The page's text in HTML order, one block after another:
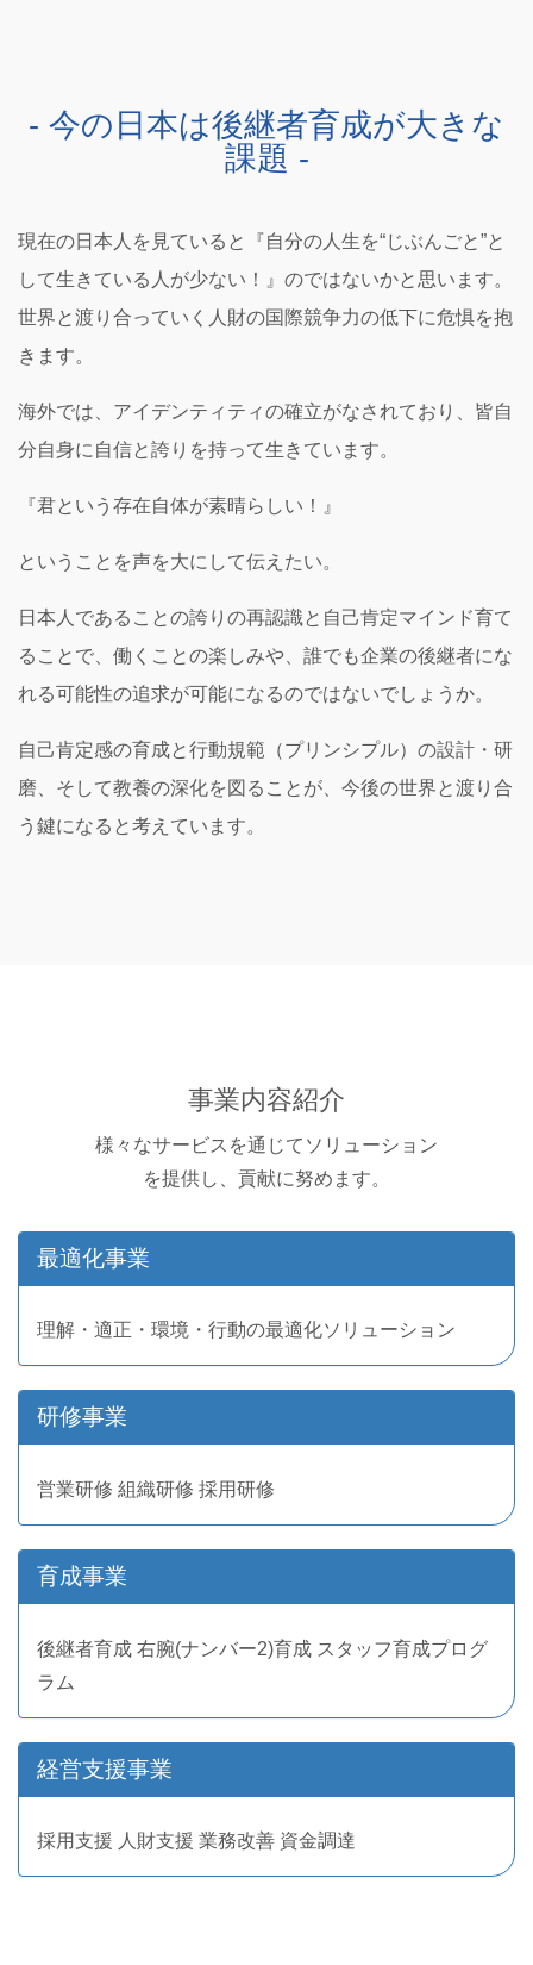
今の日本は後継者育成が大きな
課題
現在の日本人を見ていると『自分の人生を“じぶんごと”と
して生きている人が少ない！』のではないかと思います。
世界と渡り合っていく人財の国際競争力の低下に危惧を抱
きます。
海外では、アイデンティティの確立がなされており、皆自
分自身に自信と誇りを持って生きています。
『君という存在自体が素晴らしい！』
ということを声を大にして伝えたい。
日本人であることの誇りの再認識と自己肯定マインド育て
ることで、働くことの楽しみや、誰でも企業の後継者にな
れる可能性の追求が可能になるのではないでしょうか。
自己肯定感の育成と行動規範（プリンシプル）の設計・研
磨、そして教養の深化を図ることが、今後の世界と渡り合
う鍵になると考えています。
事業内容紹介
様々なサービスを通じてソリューション
を提供し、 貢献に努めます。
最適化事業
理解・適正・環境・行動の最適化ソリューション
研修事業
営業研修 組織研修 採用研修
育成事業
後継者育成 右腕(ナンバー2)育成 スタッフ育成プログ
ラム
経営支援事業
採用支援 人財支援 業務改善 資金調達